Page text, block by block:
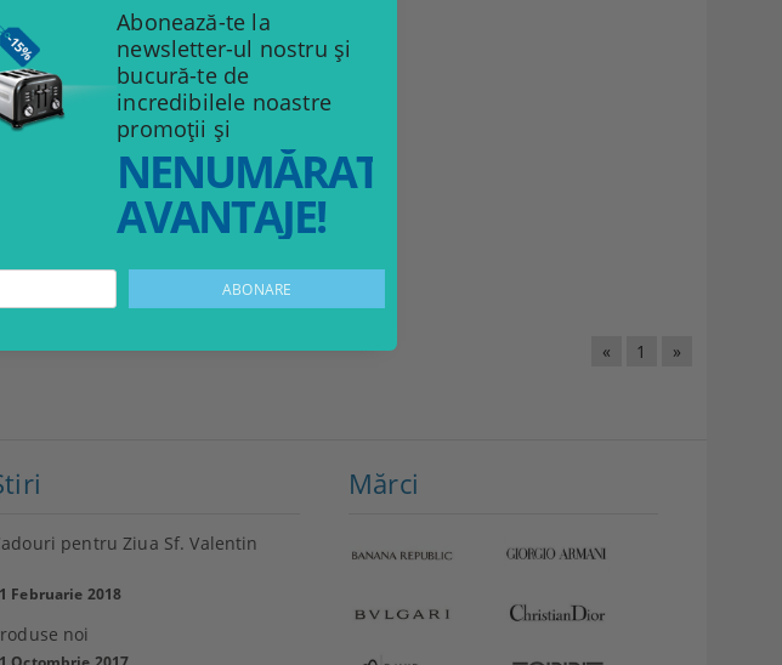
CUT
FRAME
FUTURE RING
ÎN COŞ
« 1 »
P1M
359.10Lei
399.00Lei
Philips
VEZI
pentru Ziua Sf. Valentin
Februarie 2018
noi
Mărci
Abonează-te la
newsletter-ul nostru și
bucură-te de
incredibilele noastre
promoții și
NENUMĂRATELE
AVANTAJE!